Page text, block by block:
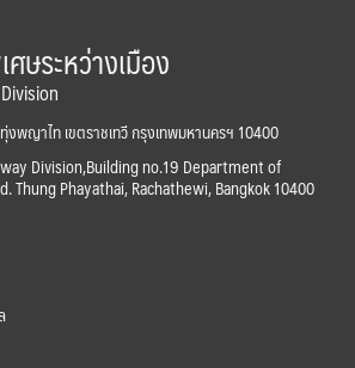
ษระหว่างเมือง
พญาไท เขตราชเทวี กรุงเทพมหานครฯ 10400
Division,Building no.19 Department of
Thung Phayathai, Rachathewi, Bangkok 10400